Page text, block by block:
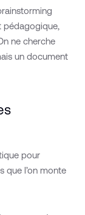
pédagogique,
ne cherche
un document
pour
que l’on monte